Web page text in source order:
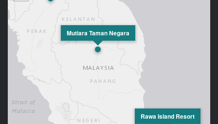
Mutiara Taman Negara
Rawa Island Resort